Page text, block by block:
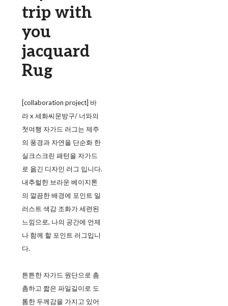
trip with
you
jacquard
Rug
[collaboration project] 바
라 x 세화씨문방구/ 너와의
첫여행 자가드 러그는 제주
의 풍경과 자연을 단순화 한
실크스크린 패턴을 자가드
로 옮긴 디자인 러그 입니다.
내추럴한 브라운 베이지톤
의 깔끔한 배경에 포인트 일
러스트 색감 조화가 세련된
느낌으로, 나의 공간에 언제
나 함께 할 포인트 러그입니
다.
튼튼한 자가드 원단으로 촘
촘하고 짧은 파일길이로 도
톰한 두께감을 가지고 있어